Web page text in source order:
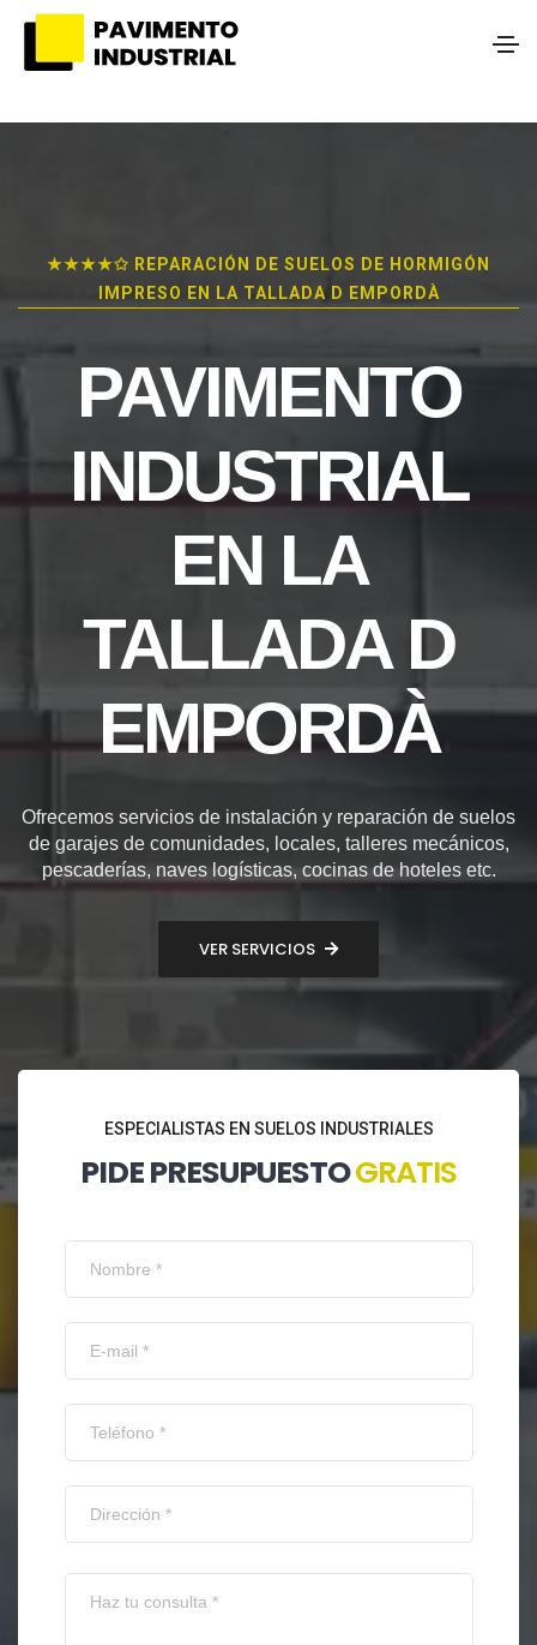
★★★★✩ REPARACIÓN DE SUELOS DE HORMIGÓN
IMPRESO EN LA TALLADA D EMPORDÀ
PAVIMENTO
INDUSTRIAL
EN LA
TALLADA D
EMPORDÀ
Ofrecemos servicios de instalación y reparación de suelos
de garajes de comunidades, locales, talleres mecánicos,
pescaderías, naves logísticas, cocinas de hoteles etc.
VER SERVICIOS
ESPECIALISTAS EN SUELOS INDUSTRIALES
PIDE PRESUPUESTOGRATIS